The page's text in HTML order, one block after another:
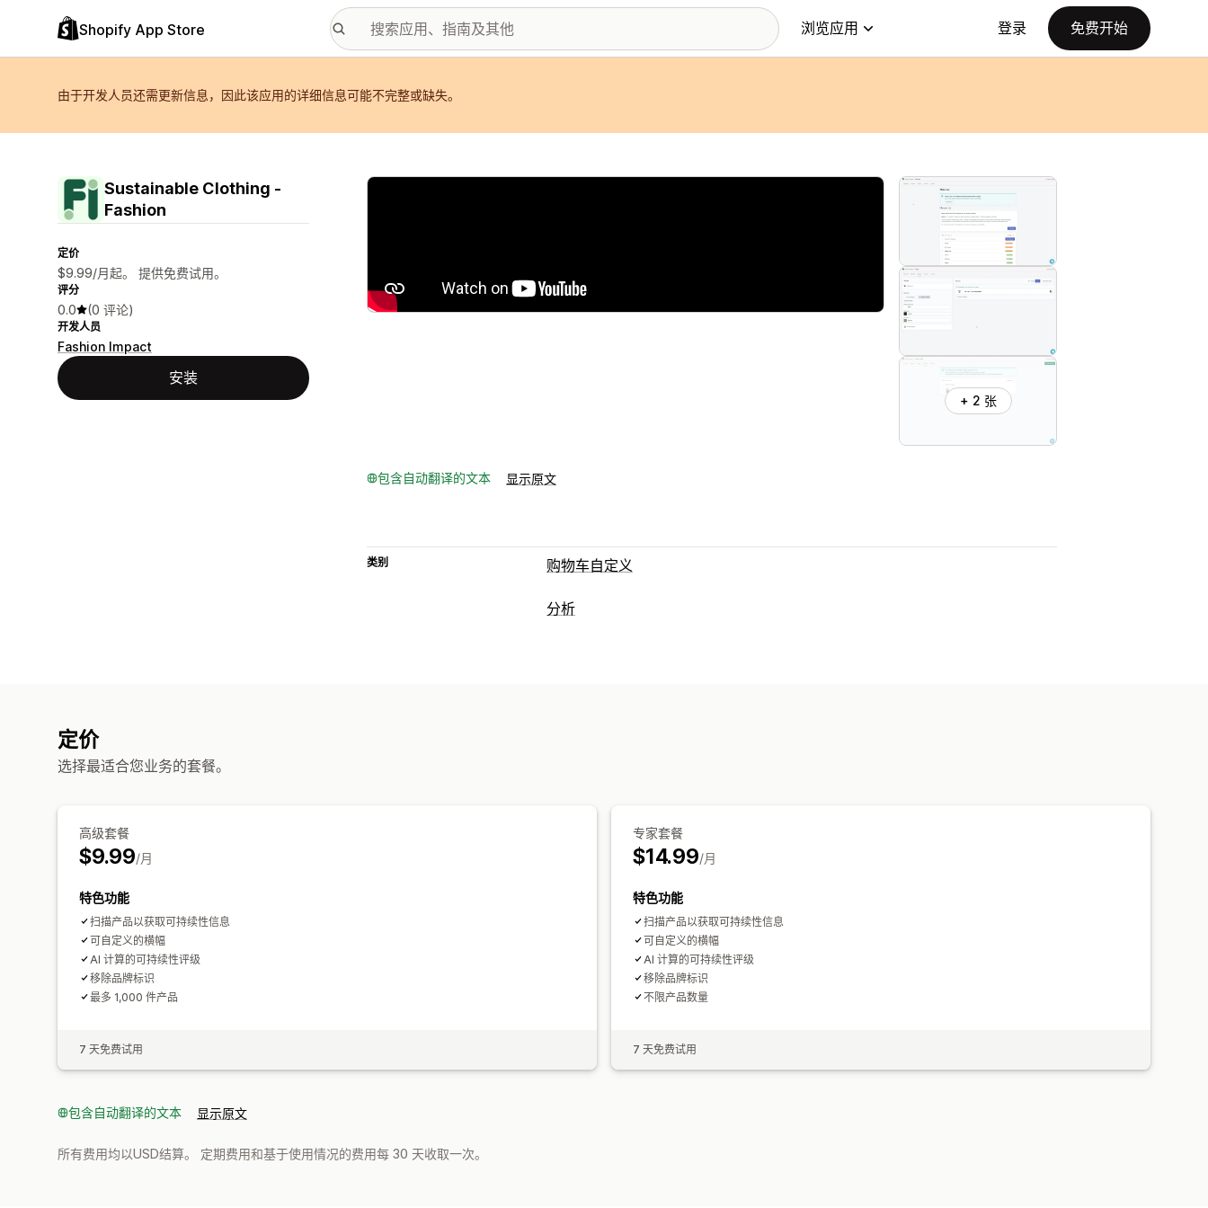
Shopify App Store 浏览应用 登录 免费开始
由于开发人员还需更新信息，因此该应用的详细信息可能不完整或缺失。
Sustainable Clothing ‑
Fashion
定价
$9.99/月起。 提供免费试用。
评分
0.0 (0 评论)
开发人员
Fashion Impact
安装
配图图库
+ 2 张
包含自动翻译的文本 显示原文
类别 购物车自定义
分析
定价
选择最适合您业务的套餐。
高级套餐
$9.99/月
特色功能
扫描产品以获取可持续性信息
可自定义的横幅
AI 计算的可持续性评级
移除品牌标识
最多 1,000 件产品
7 天免费试用
专家套餐
$14.99/月
特色功能
扫描产品以获取可持续性信息
可自定义的横幅
AI 计算的可持续性评级
移除品牌标识
不限产品数量
7 天免费试用
包含自动翻译的文本 显示原文
所有费用均以USD结算。 定期费用和基于使用情况的费用每 30 天收取一次。